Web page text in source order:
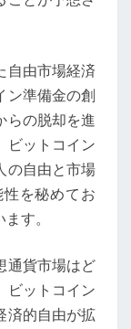
自由市場経済
ン準備金の創
らの脱却を進
ビットコイン
の自由と市場
を秘めてお
す。
通貨市場はど
ビットコイン
済的自由が拡